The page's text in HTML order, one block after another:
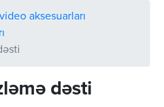
aksesuarları
dəsti